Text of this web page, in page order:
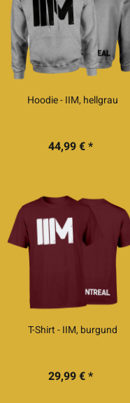
Hoodie - IIM, hellgrau
44,99 € *
T-Shirt - IIM, burgund
29,99 € *